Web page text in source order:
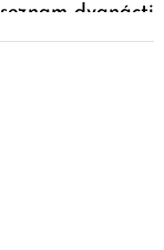
seznam dvanácti
obvinění